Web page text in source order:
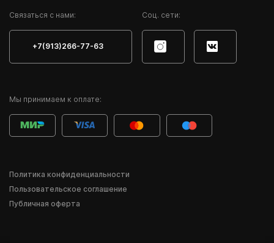
Мы принимаем к оплате:
Cвязаться с нами:
+7(913)266-77-63
Соц. сети:
Политика конфиденциальности
Пользовательское соглашение
Публичная оферта